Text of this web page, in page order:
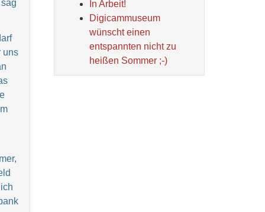
uns
In Arbeit!
Digicammuseum
wünscht einen
entspannten nicht zu
heißen Sommer ;-)